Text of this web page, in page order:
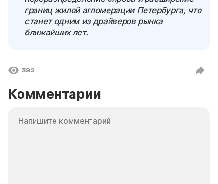
границ жилой агломерации Петербурга, что
станет одним из драйверов рынка
ближайших лет.
392
Комментарии